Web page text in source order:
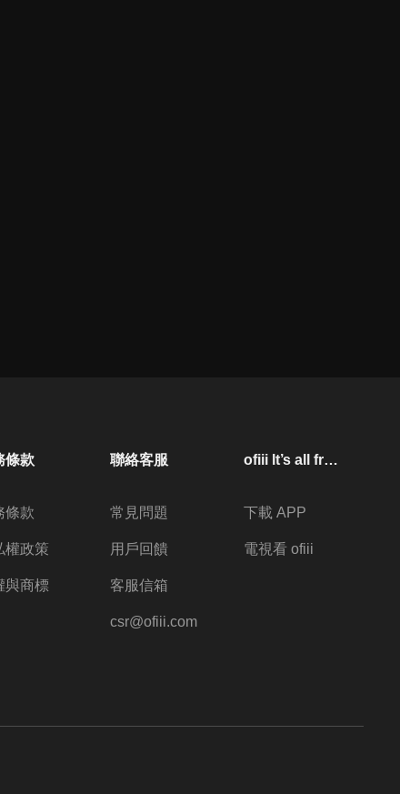
條款
條款
權政策
與商標
聯絡客服
常見問題
用戶回饋
客服信箱
csr@ofiii.com
ofiii lt’s all free
下載 APP
電視看 ofiii